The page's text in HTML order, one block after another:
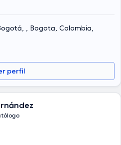
, Bogota, Colombia,
perfil